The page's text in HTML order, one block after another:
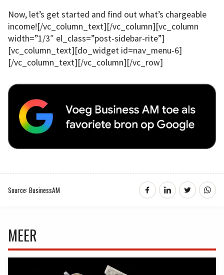
Now, let’s get started and find out what’s chargeable
income![/vc_column_text][/vc_column][vc_column
width=”1/3″ el_class=”post-sidebar-rite”]
[vc_column_text][do_widget id=nav_menu-6]
[/vc_column_text][/vc_column][/vc_row]
Source: BusinessAM
MEER